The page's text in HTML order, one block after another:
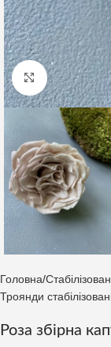
Клацніть,
Головна
Троянди
Роза збірна